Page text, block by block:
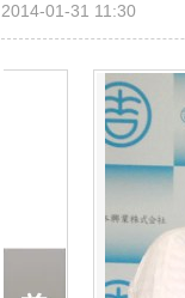
2014-01-31 11:30